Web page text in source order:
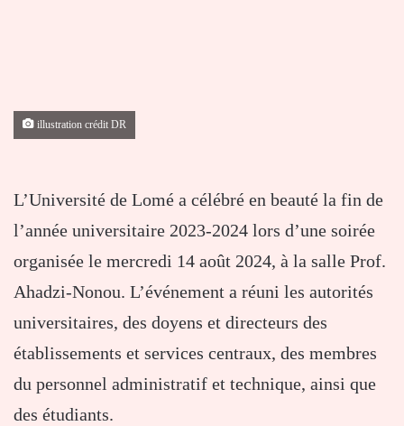
illustration crédit DR
L’Université de Lomé a célébré en beauté la fin de
l’année universitaire 2023-2024 lors d’une soirée
organisée le mercredi 14 août 2024, à la salle Prof.
Ahadzi-Nonou. L’événement a réuni les autorités
universitaires, des doyens et directeurs des
établissements et services centraux, des membres
du personnel administratif et technique, ainsi que
des étudiants.